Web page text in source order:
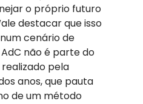
o próprio futuro
destacar que isso
cenário de
não é parte do
pela
anos, que pauta
de um método